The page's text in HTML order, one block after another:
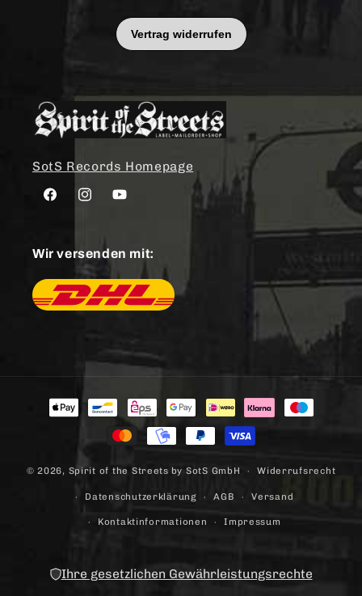
SotS Records Homepage
FacebookInstagramYouTube
Wir versenden mit:
Zahlungsmethoden
© 2026, Spirit of the Streets by SotS GmbH Widerrufsrecht
Datenschutzerklärung AGB Versand
Kontaktinformationen Impressum
Ihre gesetzlichen Gewährleistungsrechte